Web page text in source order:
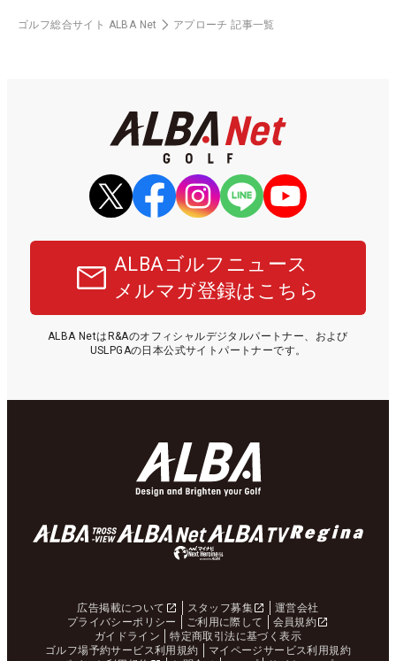
ゴルフ総合サイト ALBA Net アプローチ 記事一覧
ALBAゴルフニュース
メルマガ登録はこちら
ALBA NetはR&Aのオフィシャルデジタルパートナー、および
USLPGAの日本公式サイトパートナーです。
広告掲載について スタッフ募集
運営会社
プライバシーポリシー
ご利用に際して
会員規約
ガイドライン
特定商取引法に基づく表示
ゴルフ場予約サービス利用規約
マイページサービス利用規約